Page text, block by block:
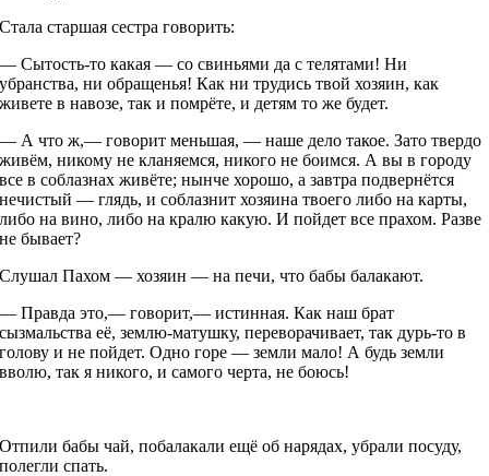
Стала старшая сестра говорить:
— Сытость-то какая — со свиньями да с телятами! Ни
убранства, ни обращенья! Как ни трудись твой хозяин, как
живете в навозе, так и помрёте, и детям то же будет.
— А что ж,— говорит меньшая, — наше дело такое. Зато твердо
живём, никому не кланяемся, никого не боимся. А вы в городу
все в соблазнах живёте; нынче хорошо, а завтра подвернётся
нечистый — глядь, и соблазнит хозяина твоего либо на карты,
либо на вино, либо на кралю какую. И пойдет все прахом. Разве
не бывает?
Слушал Пахом — хозяин — на печи, что бабы балакают.
— Правда это,— говорит,— истинная. Как наш брат
сызмальства её, землю-матушку, переворачивает, так дурь-то в
голову и не пойдет. Одно горе — земли мало! А будь земли
вволю, так я никого, и самого черта, не боюсь!
Отпили бабы чай, побалакали ещё об нарядах, убрали посуду,
полегли спать.